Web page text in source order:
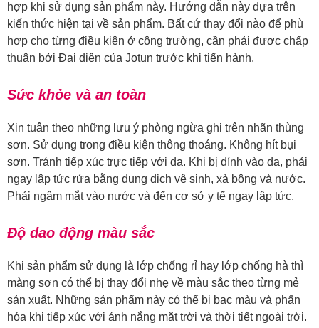
hợp khi sử dụng sản phẩm này. Hướng dẫn này dựa trên
kiến thức hiện tại về sản phẩm. Bất cứ thay đổi nào để phù
hợp cho từng điều kiện ở công trường, cần phải được chấp
thuận bởi Đại diện của Jotun trước khi tiến hành.
Sức khỏe và an toàn
Xin tuân theo những lưu ý phòng ngừa ghi trên nhãn thùng
sơn. Sử dụng trong điều kiện thông thoáng. Không hít bụi
sơn. Tránh tiếp xúc trực tiếp với da. Khi bị dính vào da, phải
ngay lập tức rửa bằng dung dịch vệ sinh, xà bông và nước.
Phải ngâm mắt vào nước và đến cơ sở y tế ngay lập tức.
Độ dao động màu sắc
Khi sản phẩm sử dụng là lớp chống rỉ hay lớp chống hà thì
màng sơn có thể bị thay đổi nhẹ về màu sắc theo từng mẻ
sản xuất. Những sản phẩm này có thể bị bạc màu và phấn
hóa khi tiếp xúc với ánh nắng mặt trời và thời tiết ngoài trời.